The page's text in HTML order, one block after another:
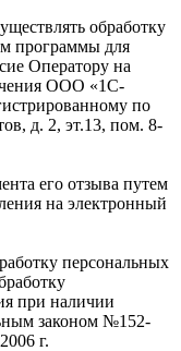
обработку
программы для
Оператору на
ООО «1С-
по
д. 2, эт.13, пом. 8-
его отзыва путем
на электронный
персональных
при наличии
законом №152-
г.